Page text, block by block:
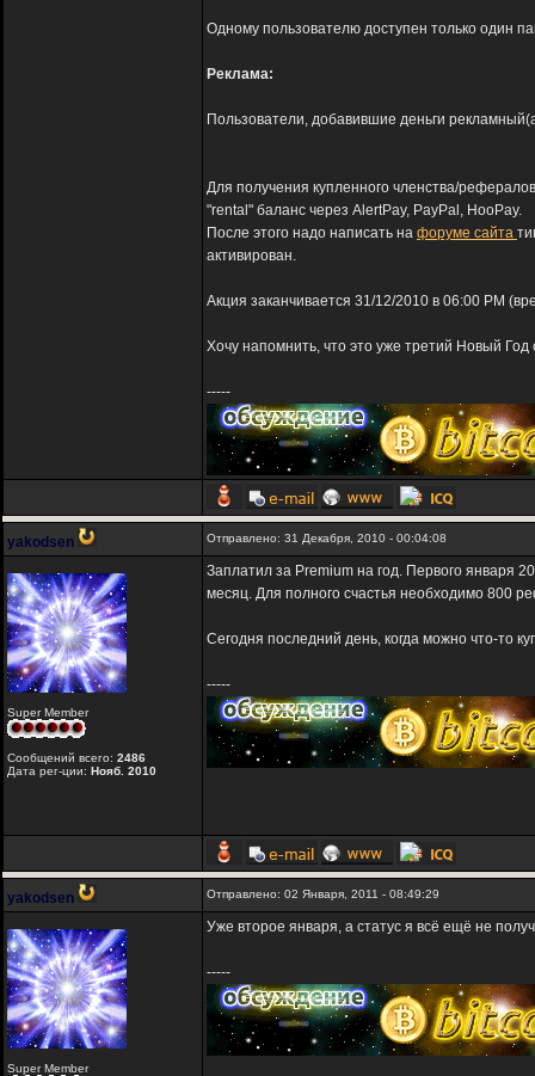
Одному пользователю доступен только один
Реклама:
Пользователи, добавившие деньги
Для получения купленного членства/
"rental" баланс через AlertPay, PayPal, HooPay.
После этого надо написать на форуме сайта
активирован.
Акция заканчивается 31/12/2010 в 06:00 PM
Хочу напомнить, что это уже третий Новый
-----
yakodsen Отправлено: 31 Декабря, 2010 - 00:04:08
Super Member
Сообщений всего: 2486
Дата рег-ции: Нояб. 2010
Заплатил за Premium на год. Первого января
месяц. Для полного счастья необходимо 800
Сегодня последний день, когда можно что-то
-----
yakodsen Отправлено: 02 Января, 2011 - 08:49:29
Super Member
Уже второе января, а статус я всё ещё не
-----